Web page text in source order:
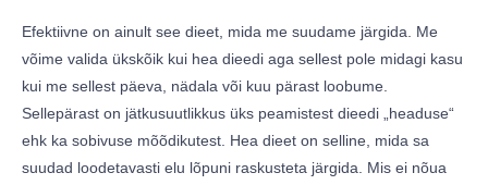
Efektiivne on ainult see dieet, mida me suudame järgida. Me
võime valida ükskõik kui hea dieedi aga sellest pole midagi kasu
kui me sellest päeva, nädala või kuu pärast loobume.
Sellepärast on jätkusuutlikkus üks peamistest dieedi „headuse“
ehk ka sobivuse mõõdikutest. Hea dieet on selline, mida sa
suudad loodetavasti elu lõpuni raskusteta järgida. Mis ei nõua